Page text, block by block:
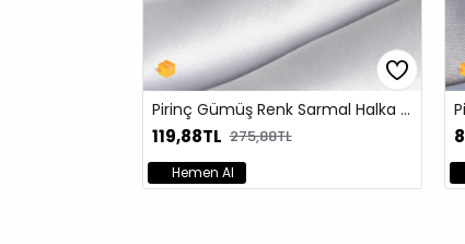
79,08TL 179,88TL
Hemen Al